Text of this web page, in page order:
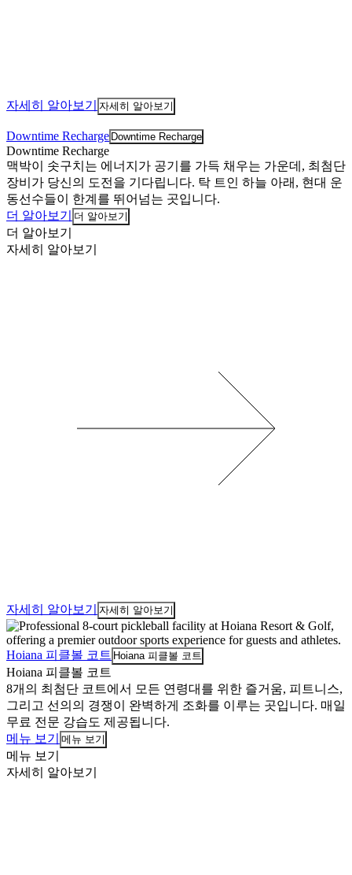
자세히 알아보기 자세히 알아보기
Downtime Recharge Downtime Recharge
Downtime Recharge
맥박이 솟구치는 에너지가 공기를 가득 채우는 가운데, 최첨단
장비가 당신의 도전을 기다립니다. 탁 트인 하늘 아래, 현대 운
동선수들이 한계를 뛰어넘는 곳입니다.
더 알아보기
더 알아보기
더 알아보기
자세히 알아보기
자세히 알아보기 자세히 알아보기
Hoiana 피클볼 코트 Hoiana 피클볼 코트
Hoiana 피클볼 코트
8개의 최첨단 코트에서 모든 연령대를 위한 즐거움, 피트니스,
그리고 선의의 경쟁이 완벽하게 조화를 이루는 곳입니다. 매일
무료 전문 강습도 제공됩니다.
메뉴 보기 메뉴 보기
메뉴 보기
자세히 알아보기